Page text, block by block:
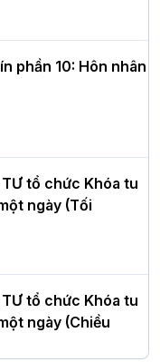
Hải
suy
tỉnh
phần 10: Hôn nhân
tổ chức Khóa tu
ngày (Tối
tổ chức Khóa tu
ngày (Chiều